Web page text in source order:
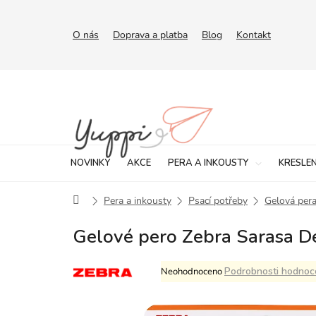
O nás Doprava a platba Blog Kontakt
NOVINKY AKCE PERA A INKOUSTY
DomůPera a inkousty Psací potřeby Gelová pera
Gelové pero Zebra Sarasa
Průměrné
hodnocení
je
NeohodnocenoPodrobnosti